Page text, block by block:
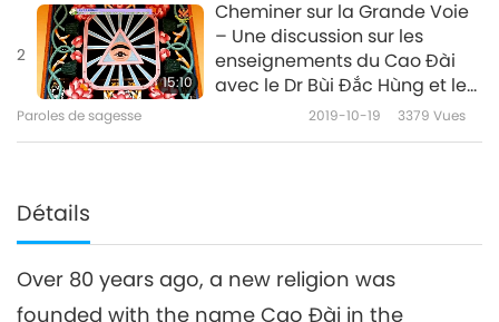
2
15:10
Cheminer sur la Grande Voie
– Une discussion sur les
enseignements du Cao Đài
avec le Dr Bùi Đắc Hùng et le
Dr Bùi Đặng Cẩm Hồng, partie
Paroles de sagesse 2019-10-19 3379 Vues
Détails
Over 80 years ago, a new religion was
founded with the name Cao Đài in the